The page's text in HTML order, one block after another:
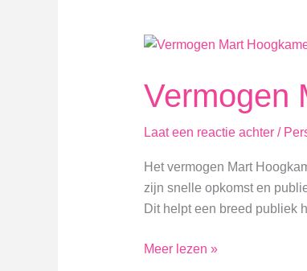
Vermogen
Laat een reactie achter /
Het vermogen Mart
zijn snelle opkomst en
Dit helpt een breed publiek
Vermogen
Meer lezen »